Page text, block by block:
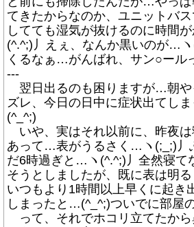
てきたからなのか、ユニットバ
してても湿気が抜けるのに時間
(^.^;)丿えぇ、なんか黒いのが…
くるなぁ…がんばれ、サン○ール
---
翌日出るのも困りますが…朝や
ズレ、今日の日中に症状出てし
(^_^;)
いや、実はそれ以前に、昨夜は
あって…表がうるさく…ヽ(;_;)丿
だ6時過ぎと…ヽ(^.^;)丿全然寝て
そうとしましたが、既に表は明
いつもより1時間以上早くに起き
しまったと…(^_^;)ついでに部屋
って、それでホコリ立てたから